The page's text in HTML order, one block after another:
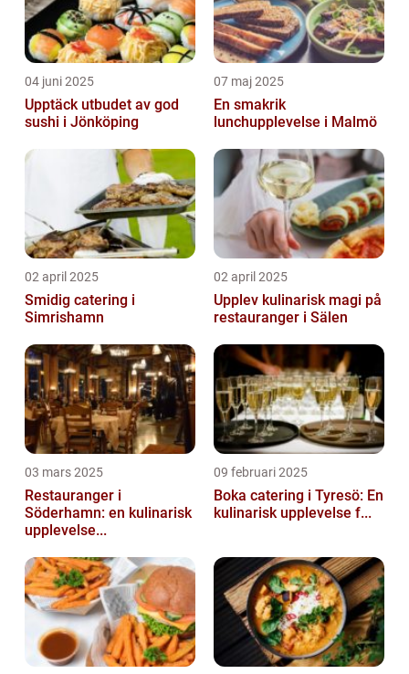
04 juni 2025
Upptäck utbudet av god
sushi i Jönköping
07 maj 2025
En smakrik
lunchupplevelse i Malmö
02 april 2025
Smidig catering i
Simrishamn
02 april 2025
Upplev kulinarisk magi på
restauranger i Sälen
03 mars 2025
Restauranger i
Söderhamn: en kulinarisk
upplevelse...
09 februari 2025
Boka catering i Tyresö: En
kulinarisk upplevelse f...